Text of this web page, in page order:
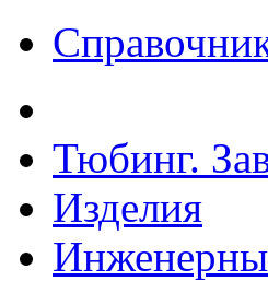
Тюбинг.
Изделия